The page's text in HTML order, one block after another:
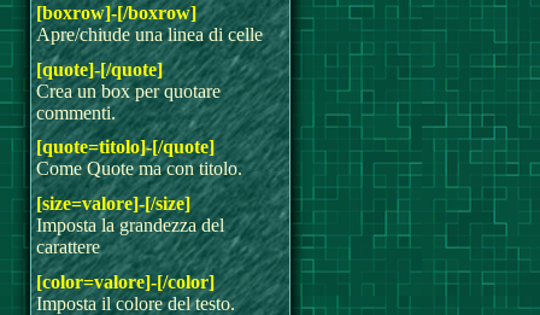
[boxrow]-[/boxrow]
Apre/chiude una linea di celle
[quote]-[/quote]
Crea un box per quotare
commenti.
[quote=titolo]-[/quote]
Come Quote ma con titolo.
[size=valore]-[/size]
Imposta la grandezza del
carattere
[color=valore]-[/color]
Imposta il colore del testo.